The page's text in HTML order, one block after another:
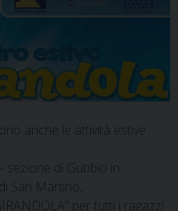
anche le attività estive
sezione di Gubbio in
San Martino,
per tutti i ragazzi